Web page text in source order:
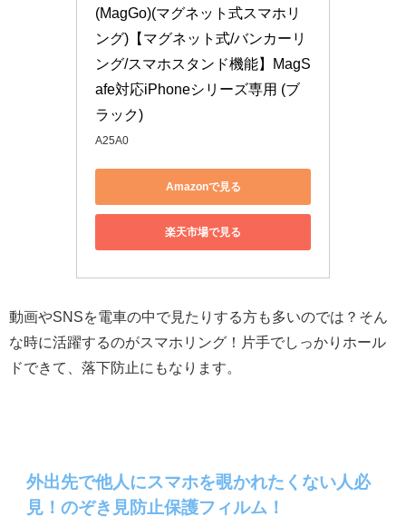
(MagGo)(マグネット式スマホリ
ング)【マグネット式/バンカーリ
ング/スマホスタンド機能】MagS
afe対応iPhoneシリーズ専用 (ブ
ラック)
A25A0
Amazonで見る
楽天市場で見る
動画やSNSを電車の中で見たりする方も多いのでは？そん
な時に活躍するのがスマホリング！片手でしっかりホール
ドできて、落下防止にもなります。
外出先で他人にスマホを覗かれたくない人必
見！のぞき見防止保護フィルム！